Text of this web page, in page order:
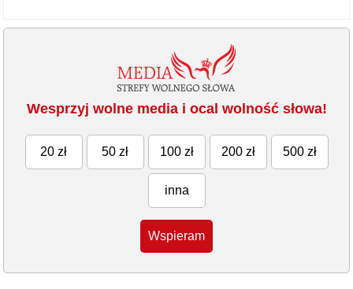
Wesprzyj wolne media i ocal wolność słowa!
20 zł 50 zł 100 zł 200 zł 500 zł
inna
Wspieram